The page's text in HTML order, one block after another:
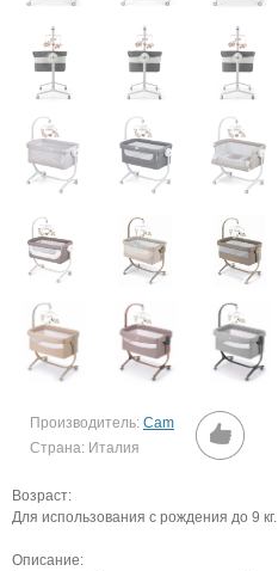
Производитель: Cam
Страна: Италия
Возраст:
Для использования с рождения до 9 кг.
Описание: